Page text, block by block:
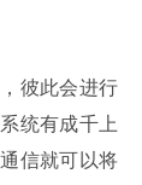
彼此会进行
统有成千上
信就可以将